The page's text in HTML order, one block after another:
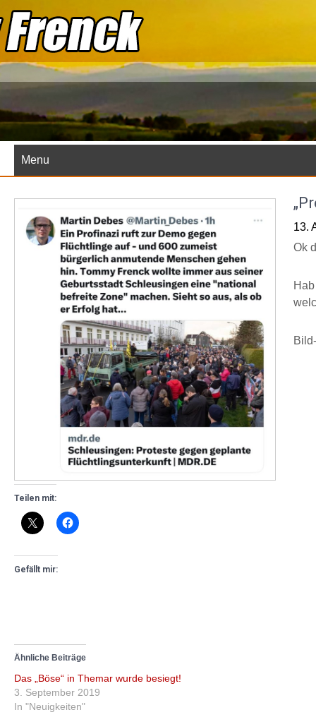
Skip
to
content
Menu
13.
Ok
Teilen mit:
Gefällt mir:
Ähnliche Beiträge
Das „Böse“ in Themar wurde besiegt!
3. September 2019
In "Neuigkeiten"